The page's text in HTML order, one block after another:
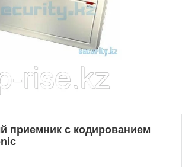
приемник с кодированием